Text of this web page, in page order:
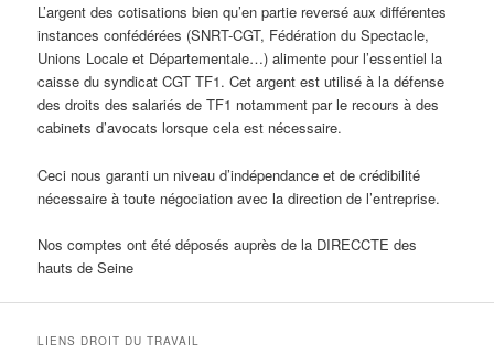
L’argent des cotisations bien qu’en partie reversé aux différentes
instances confédérées (SNRT-CGT, Fédération du Spectacle,
Unions Locale et Départementale…) alimente pour l’essentiel la
caisse du syndicat CGT TF1. Cet argent est utilisé à la défense
des droits des salariés de TF1 notamment par le recours à des
cabinets d’avocats lorsque cela est nécessaire.
Ceci nous garanti un niveau d’indépendance et de crédibilité
nécessaire à toute négociation avec la direction de l’entreprise.
Nos comptes ont été déposés auprès de la DIRECCTE des
hauts de Seine
LIENS DROIT DU TRAVAIL